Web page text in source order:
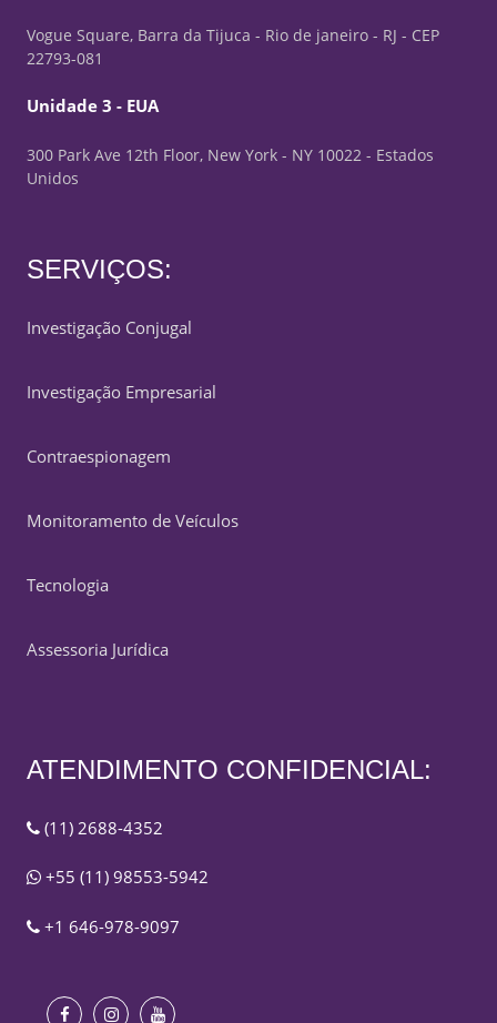
Vogue Square, Barra da Tijuca - Rio de janeiro - RJ - CEP
22793-081
Unidade 3 - EUA
300 Park Ave 12th Floor, New York - NY 10022 - Estados
Unidos
SERVIÇOS:
Investigação Conjugal
Investigação Empresarial
Contraespionagem
Monitoramento de Veículos
Tecnologia
Assessoria Jurídica
ATENDIMENTO CONFIDENCIAL:
(11) 2688-4352
+55 (11) 98553-5942
+1 646-978-9097